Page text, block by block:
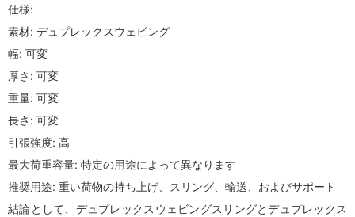
仕様:
素材: デュプレックスウェビング
幅: 可変
厚さ: 可変
重量: 可変
長さ: 可変
引張強度: 高
最大荷重容量: 特定の用途によって異なります
推奨用途: 重い荷物の持ち上げ、スリング、輸送、およびサポート
結論として、デュプレックスウェビングスリングとデュプレックス